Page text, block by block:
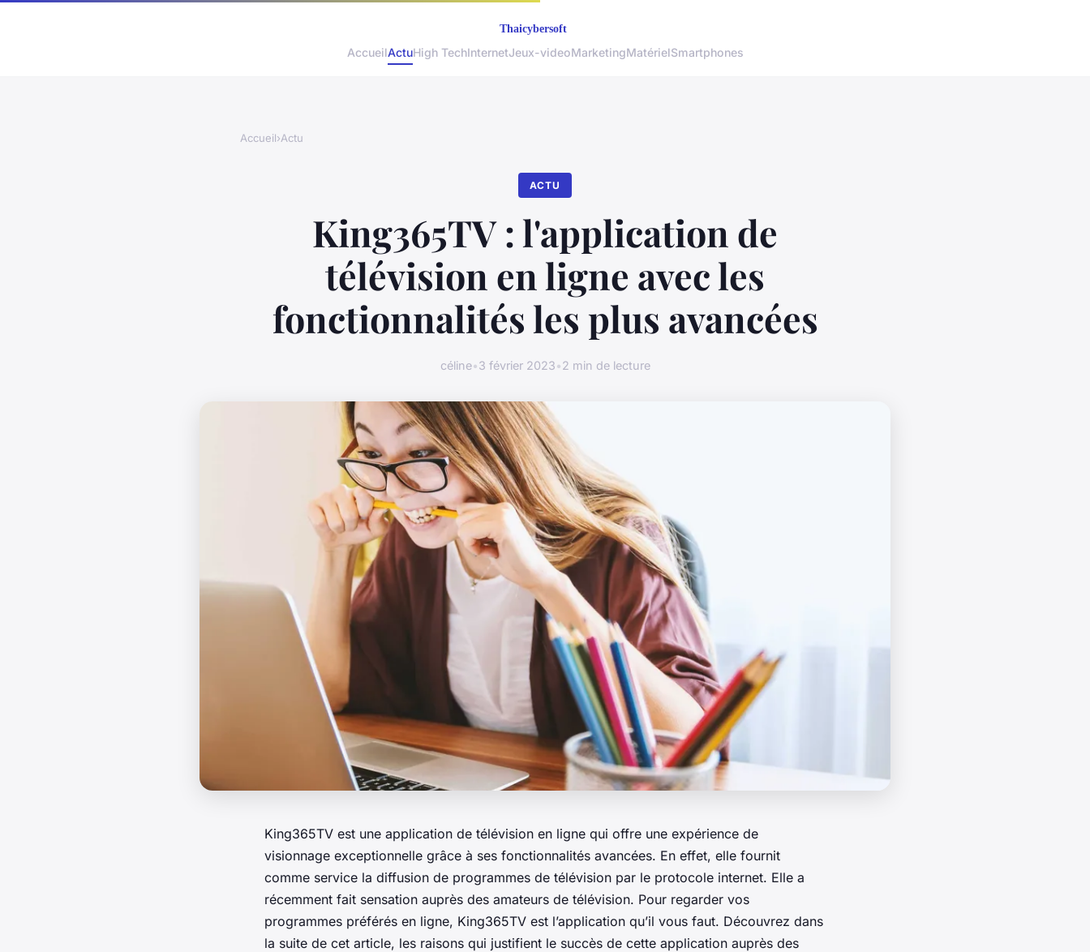
AccueilActuHigh TechInternetJeux-videoMarketingMatérielSmartphones
Accueil›Actu
ACTU
King365TV : l'application de
télévision en ligne avec les
fonctionnalités les plus avancées
céline•3 février 2023•2 min de lecture
King365TV est une application de télévision en ligne qui offre une expérience de
visionnage exceptionnelle grâce à ses fonctionnalités avancées. En effet, elle fournit
comme service la diffusion de programmes de télévision par le protocole internet. Elle a
récemment fait sensation auprès des amateurs de télévision. Pour regarder vos
programmes préférés en ligne, King365TV est l’application qu’il vous faut. Découvrez dans
la suite de cet article, les raisons qui justifient le succès de cette application auprès des